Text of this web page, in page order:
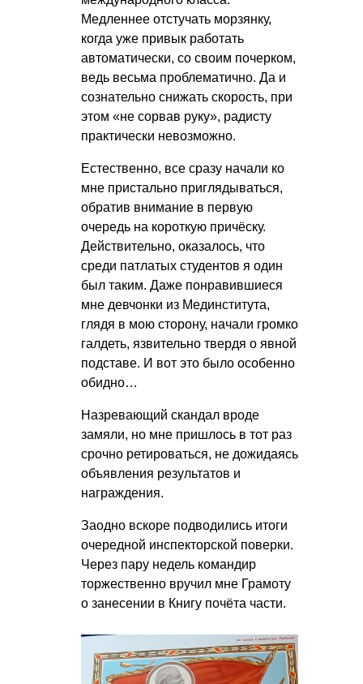
Медленнее отстучать морзянку,
когда уже привык работать
автоматически, со своим почерком,
ведь весьма проблематично. Да и
сознательно снижать скорость, при
этом «не сорвав руку», радисту
практически невозможно.
Естественно, все сразу начали ко
мне пристально приглядываться,
обратив внимание в первую
очередь на короткую причёску.
Действительно, оказалось, что
среди патлатых студентов я один
был таким. Даже понравившиеся
мне девчонки из Мединститута,
глядя в мою сторону, начали громко
галдеть, язвительно твердя о явной
подставе. И вот это было особенно
обидно…
Назревающий скандал вроде
замяли, но мне пришлось в тот раз
срочно ретироваться, не дожидаясь
объявления результатов и
награждения.
Заодно вскоре подводились итоги
очередной инспекторской поверки.
Через пару недель командир
торжественно вручил мне Грамоту
о занесении в Книгу почёта части.